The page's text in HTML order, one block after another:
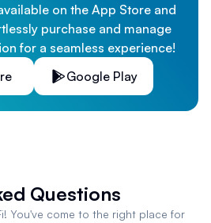
on the App Store and
purchase and manage
for a seamless experience!
Google Play
Questions
You've come to the right place for